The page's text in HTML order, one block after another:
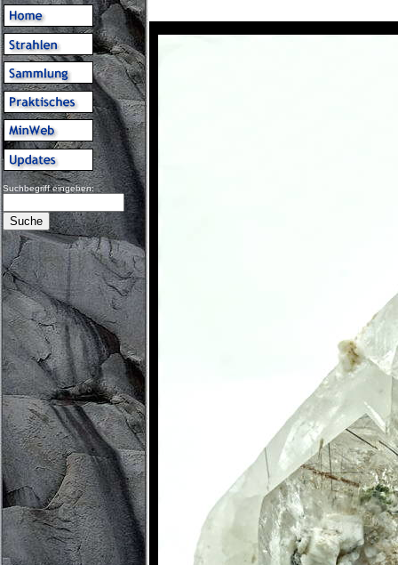
Suchbegriff eingeben: